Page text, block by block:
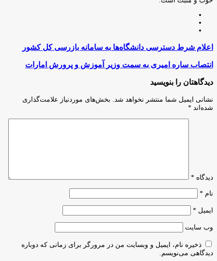
اعلام
شرط
دسترسی
دانشگاه‌ها
سامانه
بازرسی
کل
کشور
اعلام شرط دسترسی دانشگاه‌ها به سامانه بازرسی کل کشور
انتصاب
امیری
سمت
وزیر
انتصاب ساره امیری به سمت وزیر آموزش و پرورش امارات
دیدگاهتان را بنویسید
نشانی ایمیل شما منتشر نخواهد شد.
بخش‌های موردنیاز علامت‌گذاری
شده‌اند *
دیدگاه *
نام *
ایمیل *
وب‌ سایت
ذخیره نام، ایمیل و وبسایت من در مرورگر برای زمانی که دوباره
دیدگاهی می‌نویسم.